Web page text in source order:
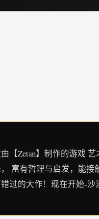
【Zetan】制作的游戏
富有哲理与启发，能
过的大作！现在开始-沙